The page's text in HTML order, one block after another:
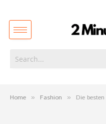
Home » Fashion » Die besten